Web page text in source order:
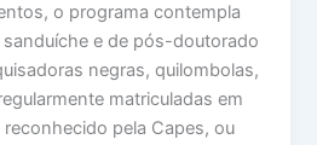
o programa contempla
e de pós-doutorado
negras, quilombolas,
matriculadas em
pela Capes, ou